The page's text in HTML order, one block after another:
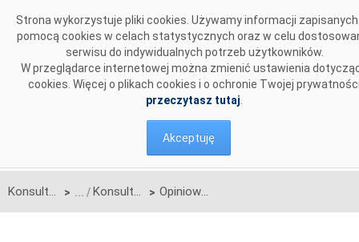
Strona wykorzystuje pliki cookies. Używamy informacji
pomocą cookies w celach statystycznych oraz w celu
serwisu do indywidualnych potrzeb użytkowników.
W przeglądarce internetowej można zmienić ustawienia
cookies. Więcej o plikach cookies i o ochronie Twojej
przeczytasz tutaj
Akceptuję
Konsultacje > Konsultacje zakończone > Opiniowanie Standardowej Specyfikacji Technicznej „Łańcuchy izolatorów dla istniejących linii 220 i 400 kV”